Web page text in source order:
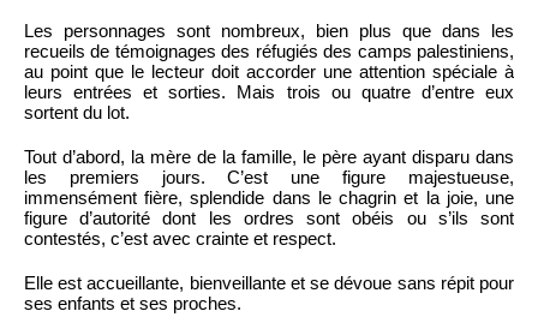
Les personnages sont nombreux, bien plus que dans les
recueils de témoignages des réfugiés des camps palestiniens,
au point que le lecteur doit accorder une attention spéciale à
leurs entrées et sorties. Mais trois ou quatre d’entre eux
sortent du lot.
Tout d’abord, la mère de la famille, le père ayant disparu dans
les premiers jours. C’est une figure majestueuse,
immensément fière, splendide dans le chagrin et la joie, une
figure d’autorité dont les ordres sont obéis ou s’ils sont
contestés, c’est avec crainte et respect.
Elle est accueillante, bienveillante et se dévoue sans répit pour
ses enfants et ses proches.